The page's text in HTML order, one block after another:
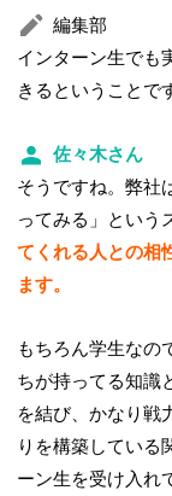
編集部
インターン生でも
きるということで
佐々木さん
そうですね。弊社
ってみる」という
てくれる人との相
ます。
もちろん学生なの
ちが持ってる知識
を結び、かなり戦
りを構築している
ーン生を受け入れ